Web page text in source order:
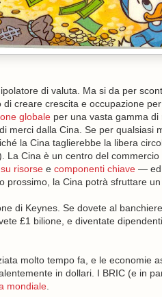
di valuta. Ma si da per
creare crescita e occupazione per
globaleper una vasta gamma di
merci dalla Cina. Se per qualsiasi
la Cina taglierebbe la libera
La Cina è un centro del
risorsee componenti chiave— ed
prossimo, la Cina potrà sfruttare un
di Keynes. Se dovete al
£1 bilione, e diventate
molto tempo fa, e le economie
in dollari. I BRIC (e in
mondiale.